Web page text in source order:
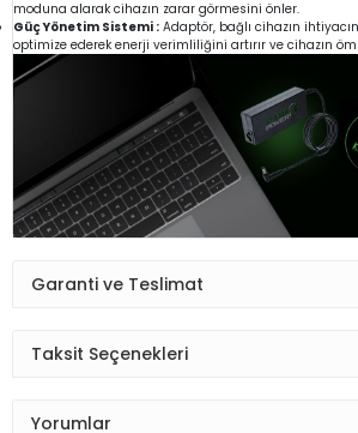
moduna alarak cihazın zarar görmesini önler.
Güç Yönetim Sistemi : Adaptör, bağlı cihazın
optimize ederek enerji verimliliğini artırır ve cihazın
Garanti ve Teslimat
Taksit Seçenekleri
Yorumlar